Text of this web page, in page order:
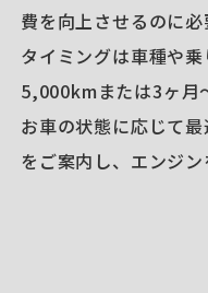
費を向上させるのに必
タイミングは車種や
5,000kmまたは3ヶ月
お車の状態に応じて
をご案内し、エンジン